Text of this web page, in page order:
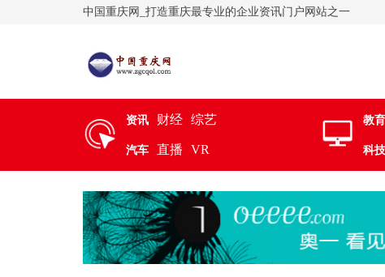
中国重庆网_打造重庆最专业的企业资讯门户网站之一
资讯 财经 综艺
汽车 直播 VR
教育
科技